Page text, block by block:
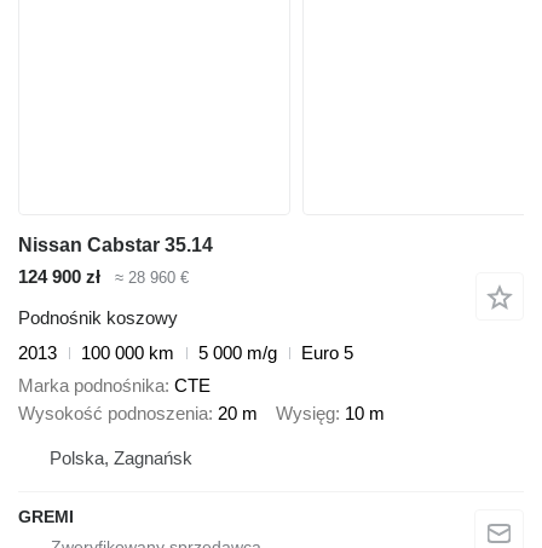
Nissan Cabstar 35.14
124 900 zł
≈ 28 960 €
Podnośnik koszowy
2013
100 000 km 5 000 m/g
Euro 5
Marka podnośnika CTE
Wysokość podnoszenia 20 m Wysięg 10 m
Polska, Zagnańsk
GREMI